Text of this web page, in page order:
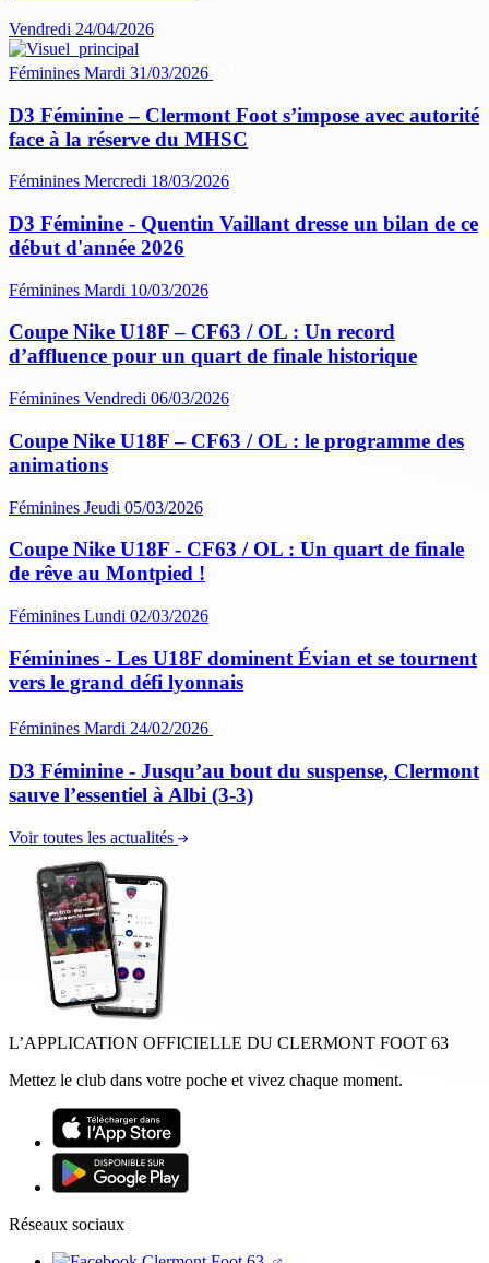
Vendredi 24/04/2026
Féminines Mardi 31/03/2026
D3 Féminine – Clermont Foot s’impose avec autorité
face à la réserve du MHSC
Féminines Mercredi 18/03/2026
D3 Féminine - Quentin Vaillant dresse un bilan de ce
début d'année 2026
Féminines Mardi 10/03/2026
Coupe Nike U18F – CF63 / OL : Un record
d’affluence pour un quart de finale historique
Féminines Vendredi 06/03/2026
Coupe Nike U18F – CF63 / OL : le programme des
animations
Féminines Jeudi 05/03/2026
Coupe Nike U18F - CF63 / OL : Un quart de finale
de rêve au Montpied !
Féminines Lundi 02/03/2026
Féminines - Les U18F dominent Évian et se tournent
vers le grand défi lyonnais
Féminines Mardi 24/02/2026
D3 Féminine - Jusqu’au bout du suspense, Clermont
sauve l’essentiel à Albi (3-3)
Voir toutes les actualités
L’APPLICATION OFFICIELLE DU CLERMONT FOOT 63
Mettez le club dans votre poche et vivez chaque moment.
Réseaux sociaux